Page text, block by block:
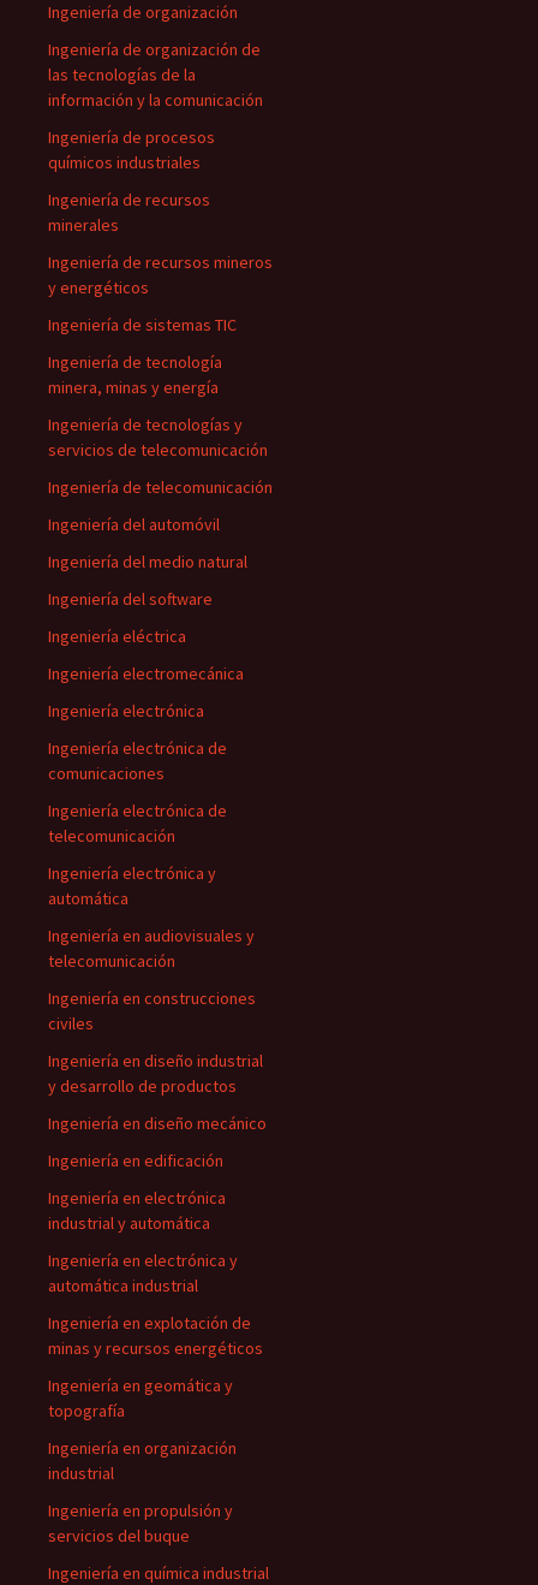
Ingeniería de organización
Ingeniería de organización de
las tecnologías de la
información y la comunicación
Ingeniería de procesos
químicos industriales
Ingeniería de recursos
minerales
Ingeniería de recursos mineros
y energéticos
Ingeniería de sistemas TIC
Ingeniería de tecnología
minera, minas y energía
Ingeniería de tecnologías y
servicios de telecomunicación
Ingeniería de telecomunicación
Ingeniería del automóvil
Ingeniería del medio natural
Ingeniería del software
Ingeniería eléctrica
Ingeniería electromecánica
Ingeniería electrónica
Ingeniería electrónica de
comunicaciones
Ingeniería electrónica de
telecomunicación
Ingeniería electrónica y
automática
Ingeniería en audiovisuales y
telecomunicación
Ingeniería en construcciones
civiles
Ingeniería en diseño industrial
y desarrollo de productos
Ingeniería en diseño mecánico
Ingeniería en edificación
Ingeniería en electrónica
industrial y automática
Ingeniería en electrónica y
automática industrial
Ingeniería en explotación de
minas y recursos energéticos
Ingeniería en geomática y
topografía
Ingeniería en organización
industrial
Ingeniería en propulsión y
servicios del buque
Ingeniería en química industrial